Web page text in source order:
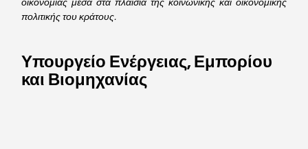
οικονομίας μέσα στα πλαίσια της κοινωνικής και οικονομικής
πολιτικής του κράτους.
Υπουργείο Ενέργειας, Εμπορίου
και Βιομηχανίας